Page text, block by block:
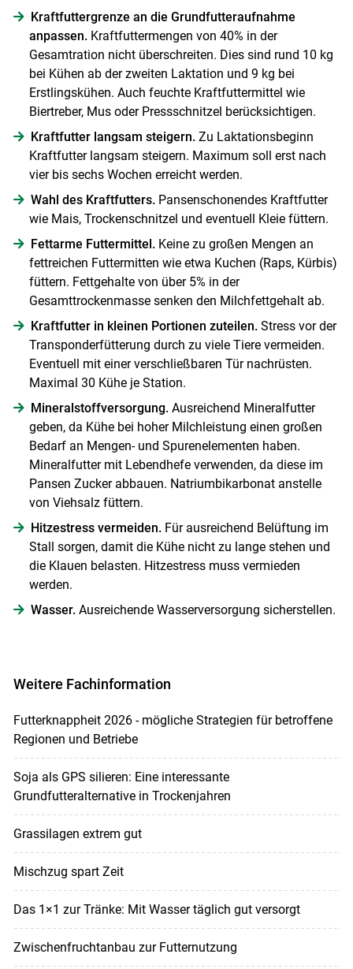
Kraftfuttergrenze an die Grundfutteraufnahme
anpassen.Kraftfuttermengen von 40% in der
Gesamtration nicht überschreiten. Dies sind rund 10 kg
bei Kühen ab der zweiten Laktation und 9 kg bei
Erstlingskühen. Auch feuchte Kraftfuttermittel wie
Biertreber, Mus oder Pressschnitzel berücksichtigen.
Kraftfutter langsam steigern.Zu Laktationsbeginn
Kraftfutter langsam steigern. Maximum soll erst nach
vier bis sechs Wochen erreicht werden.
Wahl des Kraftfutters.Pansenschonendes Kraftfutter
wie Mais, Trockenschnitzel und eventuell Kleie füttern.
Fettarme Futtermittel.Keine zu großen Mengen an
fettreichen Futtermitten wie etwa Kuchen (Raps, Kürbis)
füttern. Fettgehalte von über 5% in der
Gesamttrockenmasse senken den Milchfettgehalt ab.
Kraftfutter in kleinen Portionen zuteilen.Stress vor der
Transponderfütterung durch zu viele Tiere vermeiden.
Eventuell mit einer verschließbaren Tür nachrüsten.
Maximal 30 Kühe je Station.
Mineralstoffversorgung.Ausreichend Mineralfutter
geben, da Kühe bei hoher Milchleistung einen großen
Bedarf an Mengen- und Spurenelementen haben.
Mineralfutter mit Lebendhefe verwenden, da diese im
Pansen Zucker abbauen. Natriumbikarbonat anstelle
von Viehsalz füttern.
Hitzestress vermeiden.Für ausreichend Belüftung im
Stall sorgen, damit die Kühe nicht zu lange stehen und
die Klauen belasten. Hitzestress muss vermieden
werden.
Wasser.Ausreichende Wasserversorgung sicherstellen.
Weitere Fachinformation
Futterknappheit 2026 - mögliche Strategien für betroffene
Regionen und Betriebe
Soja als GPS silieren: Eine interessante
Grundfutteralternative in Trockenjahren
Grassilagen extrem gut
Mischzug spart Zeit
Das 1×1 zur Tränke: Mit Wasser täglich gut versorgt
Zwischenfruchtanbau zur Futternutzung